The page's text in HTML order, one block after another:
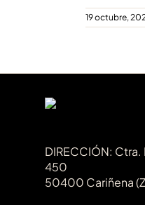
19 octubre,
DIRECCIÓN:
450
50400 Cariñena